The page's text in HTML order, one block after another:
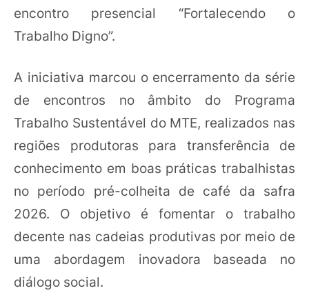
encontro presencial “Fortalecendo o
Trabalho Digno”.
A iniciativa marcou o encerramento da série
de encontros no âmbito do Programa
Trabalho Sustentável do MTE, realizados nas
regiões produtoras para transferência de
conhecimento em boas práticas trabalhistas
no período pré-colheita de café da safra
2026. O objetivo é fomentar o trabalho
decente nas cadeias produtivas por meio de
uma abordagem inovadora baseada no
diálogo social.